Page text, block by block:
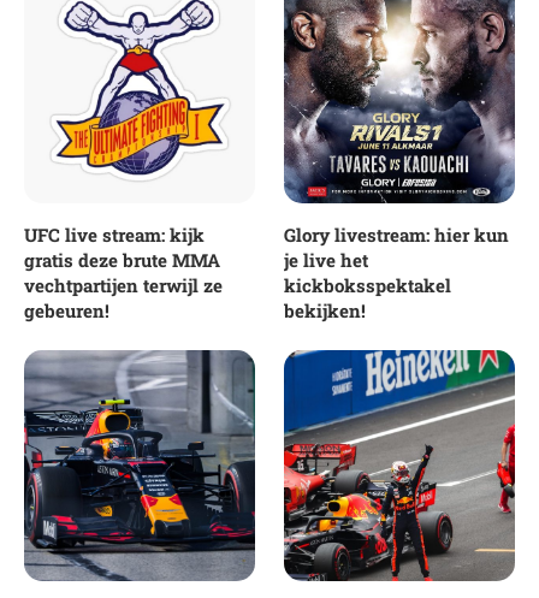
UFC live stream: kijk
gratis deze brute MMA
vechtpartijen terwijl ze
gebeuren!
Glory livestream: hier kun
je live het
kickboksspektakel
bekijken!